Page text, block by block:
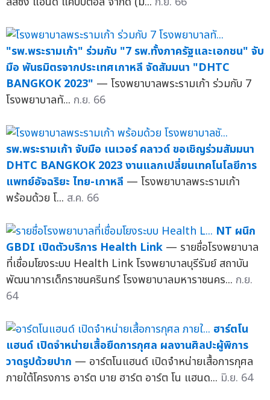
"รพ.พระรามเก้า" ร่วมกับ "7 รพ.ทั้งภาครัฐและเอกชน" จับ
มือ พันธมิตรจากประเทศเกาหลี จัดสัมมนา "DHTC
BANGKOK 2023" — โรงพยาบาลพระรามเก้า ร่วมกับ 7
โรงพยาบาลทั... ก.ย. 66
รพ.พระรามเก้า จับมือ เนเวอร์ คลาวด์ ขอเชิญร่วมสัมมนา
DHTC BANGKOK 2023 งานแลกเปลี่ยนเทคโนโลยีการ
แพทย์อัจฉริยะ ไทย-เกาหลี — โรงพยาบาลพระรามเก้า
พร้อมด้วย โ... ส.ค. 66
NT ผนึก
GBDI เปิดตัวบริการ Health Link — รายชื่อโรงพยาบาล
ที่เชื่อมโยงระบบ Health Link โรงพยาบาลบุรีรัมย์ สถาบัน
พัฒนาการเด็กราชนครินทร์ โรงพยาบาลมหาราชนคร... ก.ย.
64
ฮาร์ตโน
แฮนด์ เปิดจำหน่ายเสื้อยืดการกุศล ผลงานศิลปะผู้พิการ
วาดรูปด้วยปาก — อาร์ตโนแฮนด์ เปิดจำหน่ายเสื้อการกุศล
ภายใต้โครงการ อาร์ต บาย ฮาร์ต อาร์ต โน แฮนด... มิ.ย. 64